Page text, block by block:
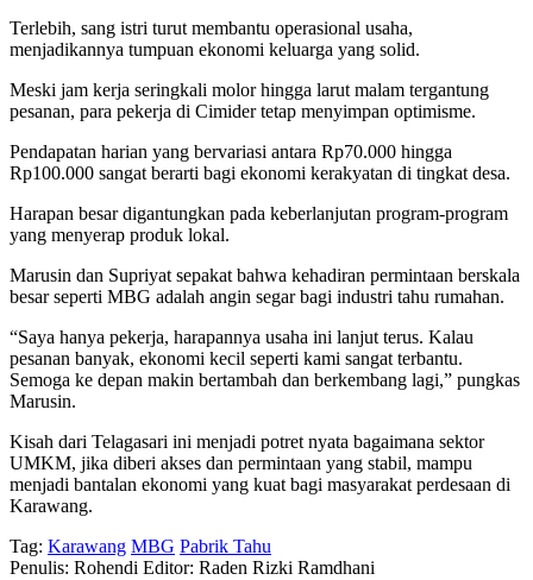
Terlebih, sang istri turut membantu operasional usaha,
menjadikannya tumpuan ekonomi keluarga yang solid.
Meski jam kerja seringkali molor hingga larut malam tergantung
pesanan, para pekerja di Cimider tetap menyimpan optimisme.
Pendapatan harian yang bervariasi antara Rp70.000 hingga
Rp100.000 sangat berarti bagi ekonomi kerakyatan di tingkat desa.
Harapan besar digantungkan pada keberlanjutan program-program
yang menyerap produk lokal.
Marusin dan Supriyat sepakat bahwa kehadiran permintaan berskala
besar seperti MBG adalah angin segar bagi industri tahu rumahan.
“Saya hanya pekerja, harapannya usaha ini lanjut terus. Kalau
pesanan banyak, ekonomi kecil seperti kami sangat terbantu.
Semoga ke depan makin bertambah dan berkembang lagi,” pungkas
Marusin.
Kisah dari Telagasari ini menjadi potret nyata bagaimana sektor
UMKM, jika diberi akses dan permintaan yang stabil, mampu
menjadi bantalan ekonomi yang kuat bagi masyarakat perdesaan di
Karawang.
Tag: Karawang MBG Pabrik Tahu
Penulis: Rohendi Editor: Raden Rizki Ramdhani